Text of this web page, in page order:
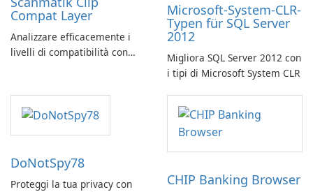
Compat Layer
Analizzare efficacemente i
livelli di compatibilità con
Microsoft-System-CLR-
Typen für SQL Server
2012
Migliora SQL Server 2012 con
i tipi di Microsoft System CLR
DoNotSpy78
Proteggi la tua privacy con
CHIP Banking Browser